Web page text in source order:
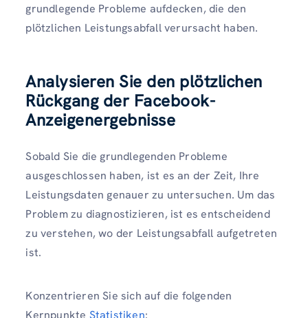
grundlegende Probleme aufdecken, die den
plötzlichen Leistungsabfall verursacht haben.
Analysieren Sie den plötzlichen
Rückgang der Facebook-
Anzeigenergebnisse
Sobald Sie die grundlegenden Probleme
ausgeschlossen haben, ist es an der Zeit, Ihre
Leistungsdaten genauer zu untersuchen. Um das
Problem zu diagnostizieren, ist es entscheidend
zu verstehen, wo der Leistungsabfall aufgetreten
ist.
Konzentrieren Sie sich auf die folgenden
Kernpunkte Statistiken: